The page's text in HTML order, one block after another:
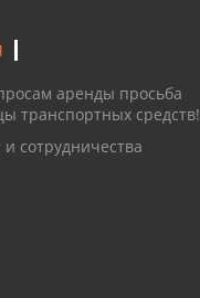
аренды просьба
транспортных средств!
сотрудничества